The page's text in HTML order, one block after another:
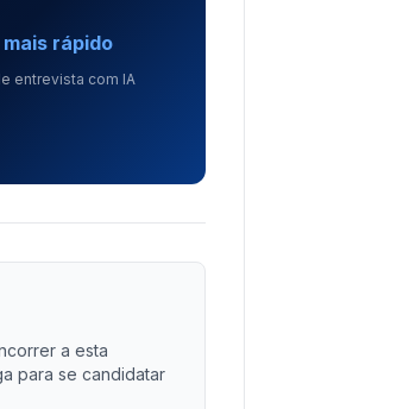
mais rápido
entrevista com IA
a esta
para se candidatar